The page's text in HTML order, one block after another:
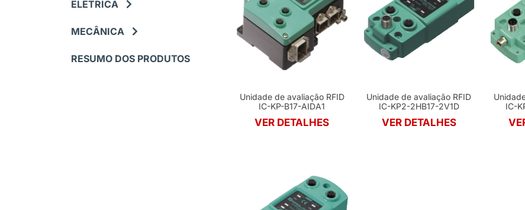
ELÉTRICA
MECÂNICA
RESUMO DOS PRODUTOS
Unidade de avaliação RFID
IC-KP-B17-AIDA1
VER DETALHES
Unidade de avaliação RFID
IC-KP2-2HB17-2V1D
VER DETALHES
IC-